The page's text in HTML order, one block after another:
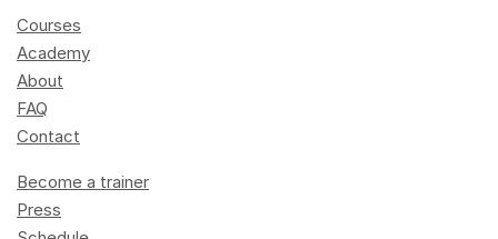
Courses
Academy
About
FAQ
Contact
Become a trainer
Press